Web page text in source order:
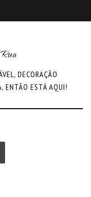
DECORAÇÃO
ENTÃO ESTÁ AQUI!